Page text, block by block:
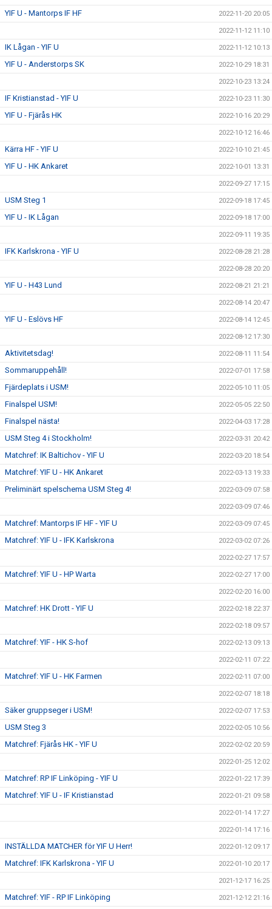
YIF U - Mantorps IF HF 2022-11-20 20:05
2022-11-12 11:10
IK Lågan - YIF U 2022-11-12 10:13
YIF U - Anderstorps SK 2022-10-29 18:31
2022-10-23 13:24
IF Kristianstad - YIF U 2022-10-23 11:30
YIF U - Fjärås HK 2022-10-16 20:29
2022-10-12 16:46
Kärra HF - YIF U 2022-10-10 21:45
YIF U - HK Ankaret 2022-10-01 13:31
2022-09-27 17:15
USM Steg 1 2022-09-18 17:45
YIF U - IK Lågan 2022-09-18 17:00
2022-09-11 19:35
IFK Karlskrona - YIF U 2022-08-28 21:28
2022-08-28 20:20
YIF U - H43 Lund 2022-08-21 21:21
2022-08-14 20:47
YIF U - Eslövs HF 2022-08-14 12:45
2022-08-12 17:30
Aktivitetsdag! 2022-08-11 11:54
Sommaruppehåll! 2022-07-01 17:58
Fjärdeplats i USM! 2022-05-10 11:05
Finalspel USM! 2022-05-05 22:50
Finalspel nästa! 2022-04-03 17:28
USM Steg 4 i Stockholm! 2022-03-31 20:42
Matchref: IK Baltichov - YIF U 2022-03-20 18:54
Matchref: YIF U - HK Ankaret 2022-03-13 19:33
Preliminärt spelschema USM Steg 4! 2022-03-09 07:58
2022-03-09 07:46
Matchref: Mantorps IF HF - YIF U 2022-03-09 07:45
Matchref: YIF U - IFK Karlskrona 2022-03-02 07:26
2022-02-27 17:57
Matchref: YIF U - HP Warta 2022-02-27 17:00
2022-02-20 16:00
Matchref: HK Drott - YIF U 2022-02-18 22:37
2022-02-18 09:57
Matchref: YIF - HK S-hof 2022-02-13 09:13
2022-02-11 07:22
Matchref: YIF U - HK Farmen 2022-02-11 07:00
2022-02-07 18:18
Säker gruppseger i USM! 2022-02-07 17:53
USM Steg 3 2022-02-05 10:56
Matchref: Fjärås HK - YIF U 2022-02-02 20:59
2022-01-25 12:02
Matchref: RP IF Linköping - YIF U 2022-01-22 17:39
Matchref: YIF U - IF Kristianstad 2022-01-21 09:58
2022-01-14 17:27
2022-01-14 17:16
INSTÄLLDA MATCHER för YIF U Herr! 2022-01-12 09:17
Matchref: IFK Karlskrona - YIF U 2022-01-10 20:17
2021-12-17 16:25
Matchref: YIF - RP IF Linköping 2021-12-12 21:16